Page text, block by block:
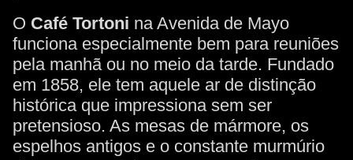
O Café Tortoni na Avenida de Mayo
funciona especialmente bem para reuniões
pela manhã ou no meio da tarde. Fundado
em 1858, ele tem aquele ar de distinção
histórica que impressiona sem ser
pretensioso. As mesas de mármore, os
espelhos antigos e o constante murmúrio